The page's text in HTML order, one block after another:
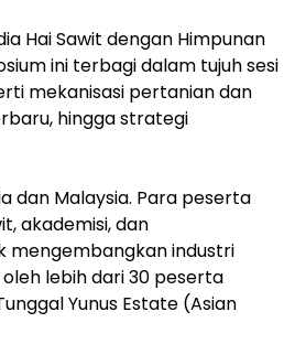
Hai Sawit dengan Himpunan
ini terbagi dalam tujuh sesi
mekanisasi pertanian dan
hingga strategi
dan Malaysia. Para peserta
akademisi, dan
mengembangkan industri
lebih dari 30 peserta
Yunus Estate (Asian